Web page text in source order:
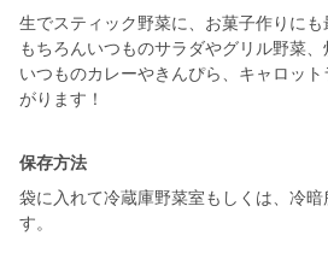
生でスティック野菜に、お菓子作りにも
もちろんいつものサラダやグリル野菜、
いつものカレーやきんぴら、キャロッ
保存方法
袋に入れて冷蔵庫野菜室もしくは、冷
す。